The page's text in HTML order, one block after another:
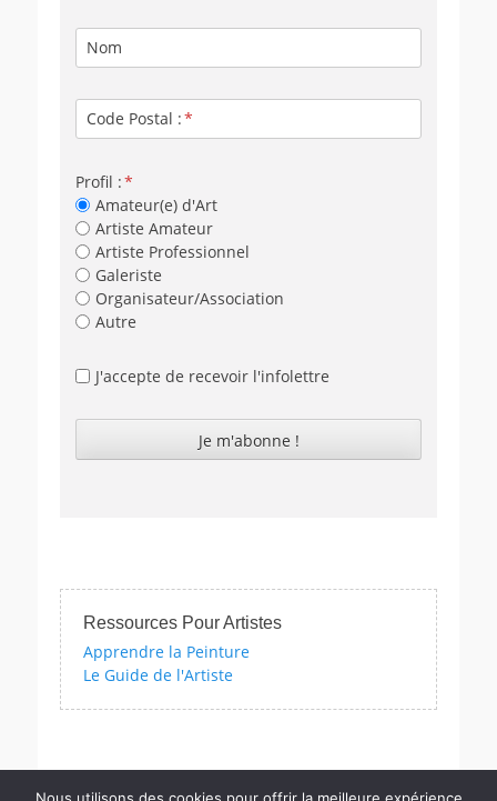
Nom
Code Postal :
Profil :
Amateur(e) d'Art
Artiste Amateur
Artiste Professionnel
Galeriste
Organisateur/Association
Autre
J'accepte de recevoir l'infolettre
Ressources Pour Artistes
Apprendre la Peinture
Le Guide de l'Artiste
artistiques avec nos quizzes sur l'impressionnisme, les